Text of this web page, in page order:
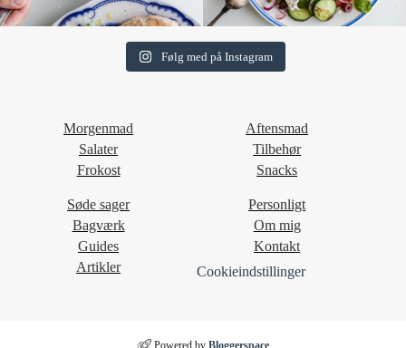
Følg med på Instagram
Morgenmad
Salater
Frokost
Aftensmad
Tilbehør
Snacks
Søde sager
Bagværk
Guides
Artikler
Personligt
Om mig
Kontakt
Cookieindstillinger
Powered by Bloggerspace